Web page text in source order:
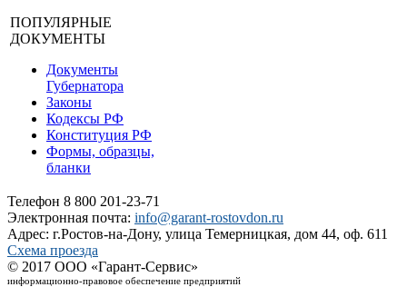
ПОПУЛЯРНЫЕ
ДОКУМЕНТЫ
Документы
Губернатора
Законы
Кодексы РФ
Конституция РФ
Формы, образцы,
бланки
Телефон 8 800 201-23-71
Электронная почта: info@garant-rostovdon.ru
Адрес: г.Ростов-на-Дону, улица Темерницкая, дом 44, оф. 611
Схема проезда
© 2017 ООО «Гарант-Сервис»
информационно-правовое обеспечение предприятий